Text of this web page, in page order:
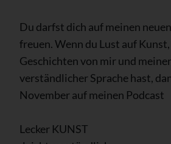
Du darfst dich auf meinen
freuen. Wenn du Lust auf
Geschichten von mir und
verständlicher Sprache hast,
November auf meinen Podcast
Lecker KUNST